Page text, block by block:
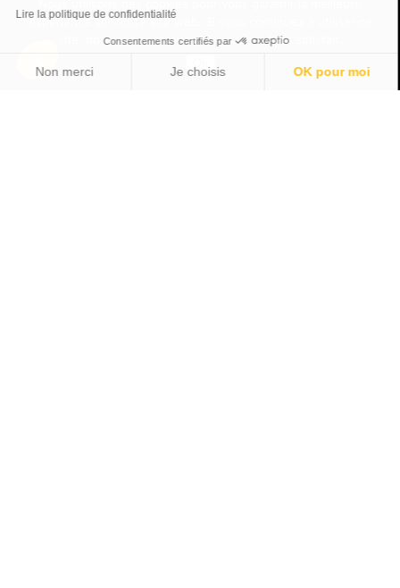
Vous avez une idée ?
On s'occupe du reste ...
expérience sur notre site web. Si vous continuez à utiliser ce
site, nous supposerons que vous en êtes satisfait.
Lire la politique de confidentialité
Consentements certifiés par
Non merci Je choisis OK pour moi